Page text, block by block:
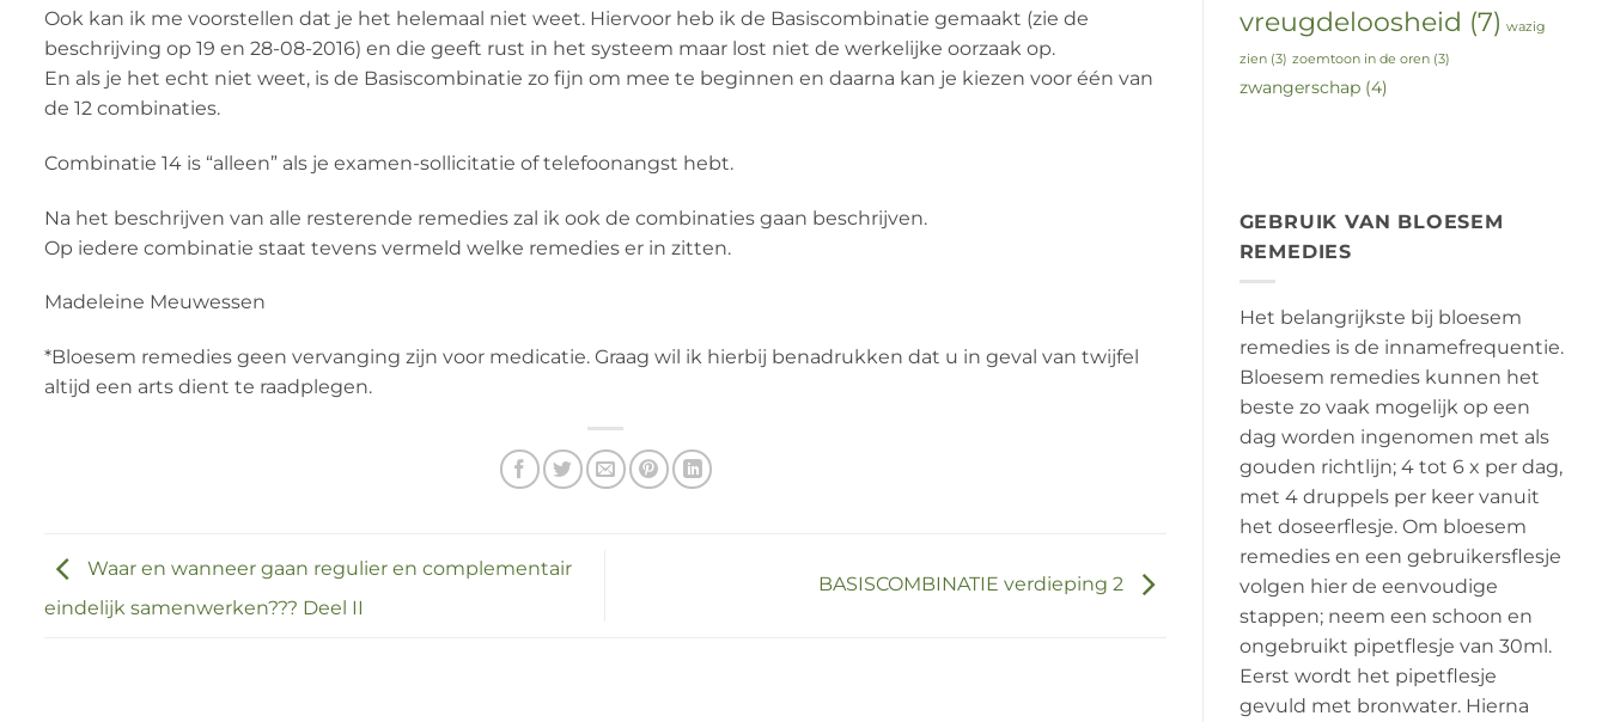
Ook kan ik me voorstellen dat je het helemaal niet weet. Hiervoor heb ik de Basiscombinatie gemaakt (zie de
beschrijving op 19 en 28-08-2016) en die geeft rust in het systeem maar lost niet de werkelijke oorzaak op.
En als je het echt niet weet, is de Basiscombinatie zo fijn om mee te beginnen en daarna kan je kiezen voor één van
de 12 combinaties.
Combinatie 14 is “alleen” als je examen-sollicitatie of telefoonangst hebt.
Na het beschrijven van alle resterende remedies zal ik ook de combinaties gaan beschrijven.
Op iedere combinatie staat tevens vermeld welke remedies er in zitten.
Madeleine Meuwessen
*Bloesem remedies geen vervanging zijn voor medicatie. Graag wil ik hierbij benadrukken dat u in geval van twijfel
altijd een arts dient te raadplegen.
Waar en wanneer gaan regulier en complementair
eindelijk samenwerken??? Deel II
BASISCOMBINATIE verdieping 2
vreugdeloosheid (7) wazig
zien(3) zoemtoon in de oren(3)
zwangerschap(4)
GEBRUIK VAN BLOESEM
REMEDIES
Het belangrijkste bij bloesem
remedies is de innamefrequentie.
Bloesem remedies kunnen het
beste zo vaak mogelijk op een
dag worden ingenomen met als
gouden richtlijn; 4 tot 6 x per dag,
met 4 druppels per keer vanuit
het doseerflesje. Om bloesem
remedies en een gebruikersflesje
volgen hier de eenvoudige
stappen; neem een schoon en
ongebruikt pipetflesje van 30ml.
Eerst wordt het pipetflesje
gevuld met bronwater. Hierna